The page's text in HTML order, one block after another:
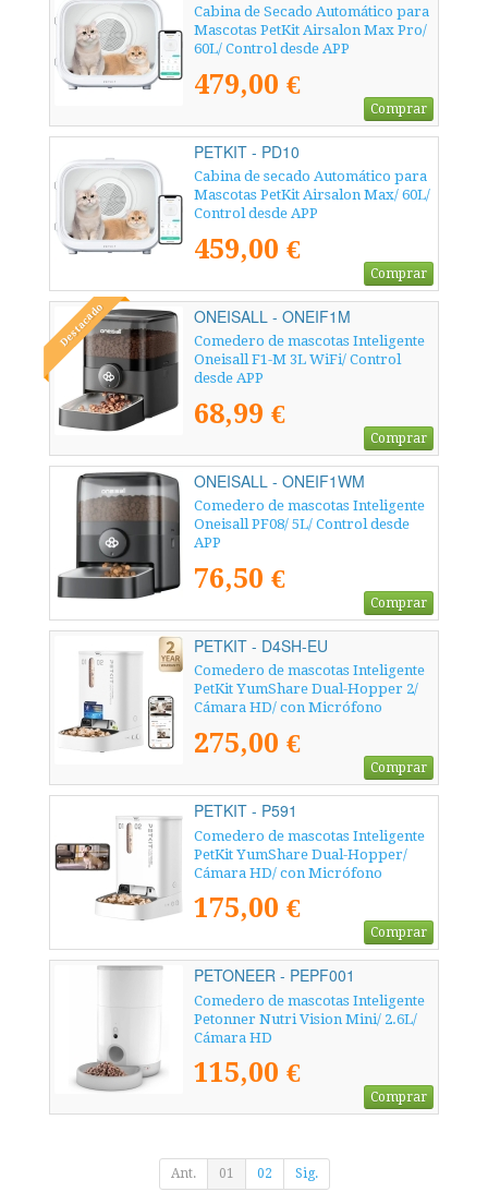
Cabina de Secado Automático para
Mascotas PetKit Airsalon Max Pro/
60L/ Control desde APP
479,00 €
Comprar
PETKIT - PD10
Cabina de secado Automático para
Mascotas PetKit Airsalon Max/ 60L/
Control desde APP
459,00 €
Comprar
Destacado ONEISALL - ONEIF1M
Comedero de mascotas Inteligente
Oneisall F1-M 3L WiFi/ Control
desde APP
68,99 €
Comprar
ONEISALL - ONEIF1WM
Comedero de mascotas Inteligente
Oneisall PF08/ 5L/ Control desde
APP
76,50 €
Comprar
PETKIT - D4SH-EU
Comedero de mascotas Inteligente
PetKit YumShare Dual-Hopper 2/
Cámara HD/ con Micrófono
275,00 €
Comprar
PETKIT - P591
Comedero de mascotas Inteligente
PetKit YumShare Dual-Hopper/
Cámara HD/ con Micrófono
175,00 €
Comprar
PETONEER - PEPF001
Comedero de mascotas Inteligente
Petonner Nutri Vision Mini/ 2.6L/
Cámara HD
115,00 €
Comprar
Ant. 01 02 Sig.